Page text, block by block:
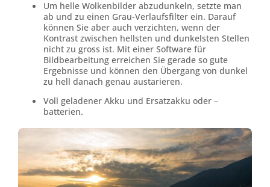
Um helle Wolkenbilder abzudunkeln, setzte man
ab und zu einen Grau-Verlaufsfilter ein. Darauf
können Sie aber auch verzichten, wenn der
Kontrast zwischen hellsten und dunkelsten Stellen
nicht zu gross ist. Mit einer Software für
Bildbearbeitung erreichen Sie gerade so gute
Ergebnisse und können den Übergang von dunkel
zu hell danach genau austarieren.
Voll geladener Akku und Ersatzakku oder –
batterien.